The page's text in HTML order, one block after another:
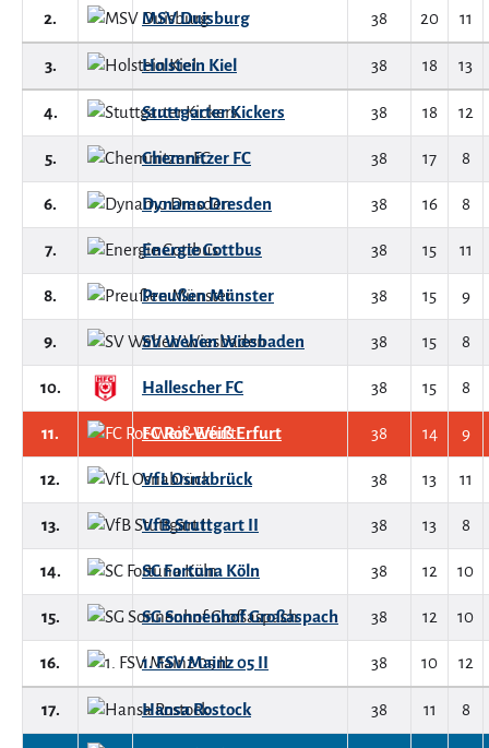
2. MSV Duisburg 38 20 11
3. Holstein Kiel 38 18 13
4. Stuttgarter Kickers 38 18 12
5. Chemnitzer FC 38 17 8
6. Dynamo Dresden 38 16 8
7. Energie Cottbus 38 15 11
8. Preußen Münster 38 15 9
9. SV Wehen Wiesbaden 38 15 8
10. Hallescher FC 38 15 8
11. FC Rot-Weiß Erfurt 38 14 9
12. VfL Osnabrück 38 13 11
13. VfB Stuttgart II 38 13 8
14. SC Fortuna Köln 38 12 10
15. SG Sonnenhof Großaspach 38 12 10
16. 1. FSV Mainz 05 II 38 10 12
17. Hansa Rostock 38 11 8